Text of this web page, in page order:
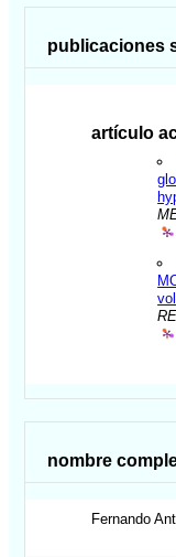
publicaciones
artículo
nombre
Fernando